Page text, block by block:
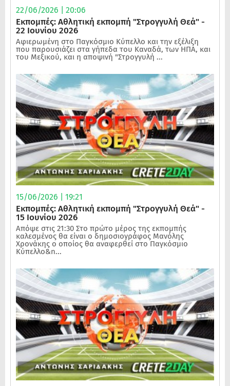
22/06/2026 | 20:06
Εκπομπές: Αθλητική εκπομπή "Στρογγυλή Θεά" -
22 Ιουνίου 2026
Αφιερωμένη στο Παγκόσμιο Κύπελλο και την εξέλιξη
που παρουσιάζει στα γήπεδα του Καναδά, των ΗΠΑ, και
του Μεξικού, και η αποψινή "Στρογγυλή ...
15/06/2026 | 19:21
Εκπομπές: Αθλητική εκπομπή "Στρογγυλή Θεά" -
15 Ιουνίου 2026
Απόψε στις 21:30 Στο πρώτο μέρος της εκπομπής
καλεσμένος θα είναι ο δημοσιογράφος Μανόλης
Χρονάκης ο οποίος θα αναφερθεί στο Παγκόσμιο
Κύπελλο&n...